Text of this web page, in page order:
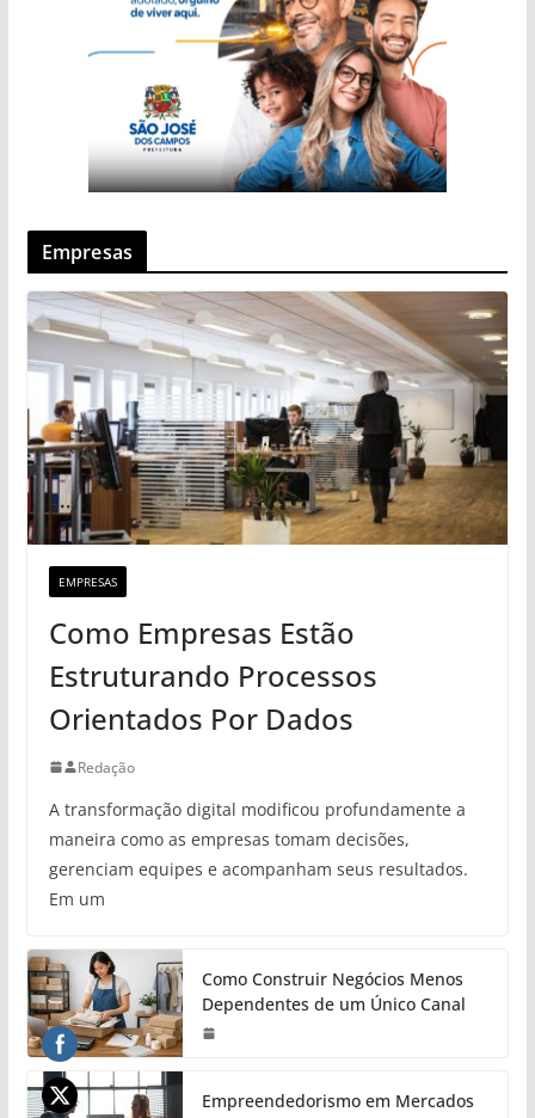
Empresas
EMPRESAS
Como Empresas Estão
Estruturando Processos
Orientados Por Dados
Redação
A transformação digital modificou profundamente a
maneira como as empresas tomam decisões,
gerenciam equipes e acompanham seus resultados.
Em um
Como Construir Negócios Menos
Dependentes de um Único Canal
Empreendedorismo em Mercados